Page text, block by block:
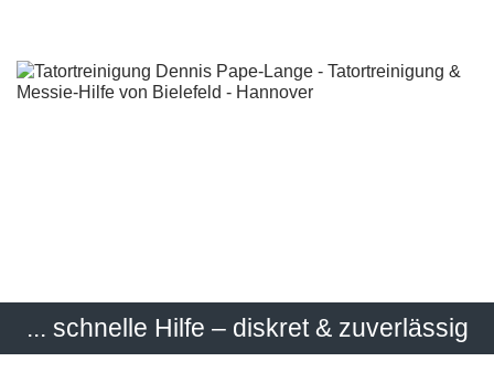
... schnelle Hilfe – diskret & zuverlässig